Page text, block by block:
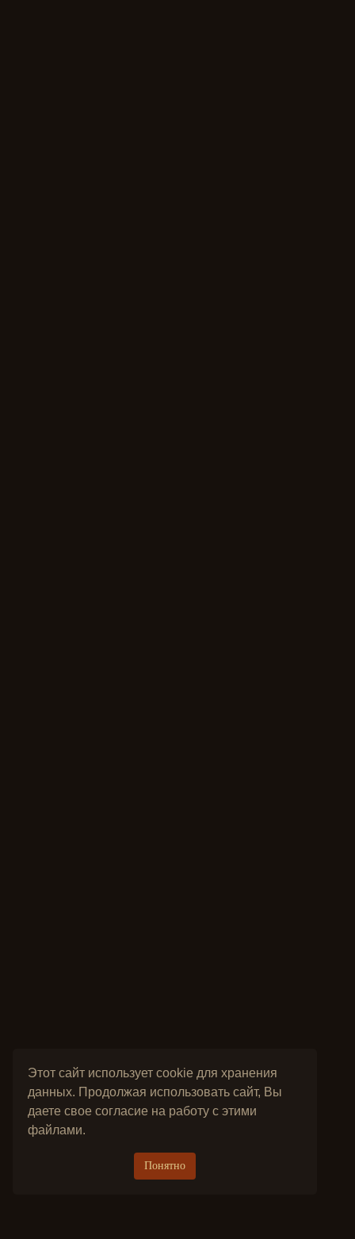
Этот сайт использует cookie для хранения
данных. Продолжая использовать сайт, Вы
даете свое согласие на работу с этими
файлами.
Понятно